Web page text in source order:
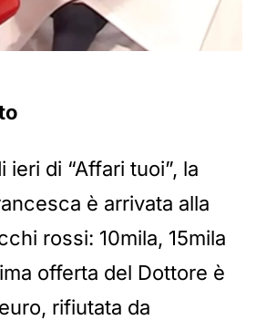
ieri di “Affari tuoi”, la
è arrivata alla
rossi: 10mila, 15mila
offerta del Dottore è
rifiutata da